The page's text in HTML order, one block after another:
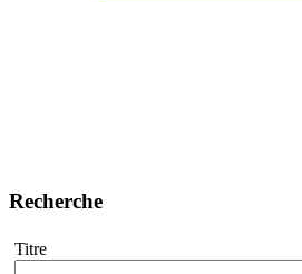
Recherche
Titre